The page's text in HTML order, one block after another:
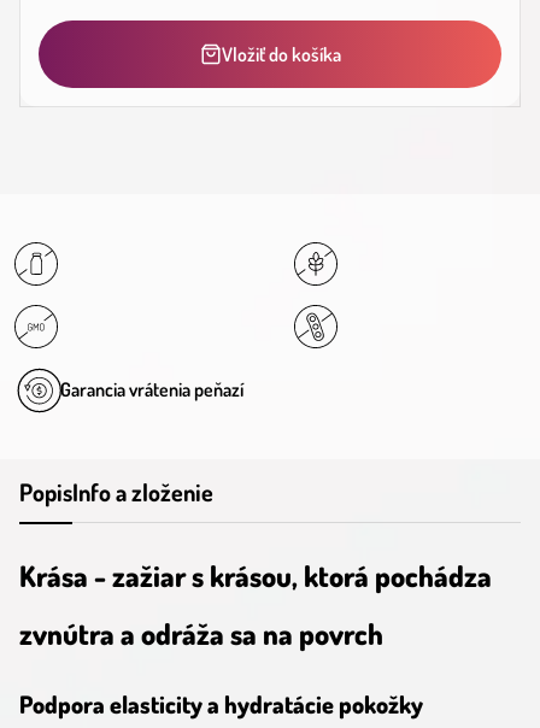
Vložiť do košíka
Garancia vrátenia peňazí
PopisInfo a zloženie
Krása - zažiar s krásou, ktorá pochádza
zvnútra a odráža sa na povrch
Podpora elasticity a hydratácie pokožky